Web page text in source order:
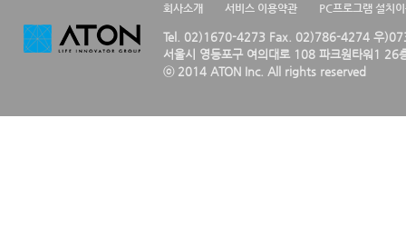
회사소개 서비스 이용약관 PC프로그램 설치
Tel. 02)1670-4273 Fax. 02)786-4274 우
서울시 영등포구 여의대로 108 파크원타워1 26
ⓒ 2014 ATON Inc. All rights reserved